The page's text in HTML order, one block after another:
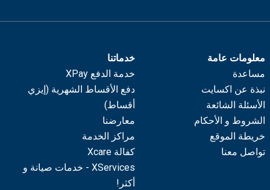
معلومات عامة
مساعدة
نبذة عن اكسايت
الأسئلة الشائعة
الشروط و الأحكام
خريطة الموقع
تواصل معنا
خدماتنا
خدمة الدفع XPay
دفع الأقساط الشهرية (إيزي
أقساط)
معارضنا
مراكز الخدمة
كفالة Xcare
XServices - خدمات صيانة و
أكثر!